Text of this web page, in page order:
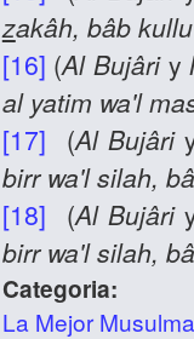
zakâh, bâb
[16] (Al Bujâriy
al yatim wa'l
[17] (Al Bujâri
birr wa'l silah,
[18] (Al Bujâri
birr wa'l silah,
Categoria:
La Mejor